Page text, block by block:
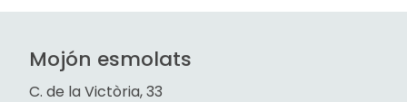
Mojón esmolats
C. de la Victòria, 33